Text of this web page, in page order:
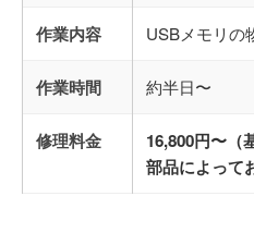
作業内容 USBメモリの
作業時間 約半日〜
修理料金
16,800円〜（
部品によって